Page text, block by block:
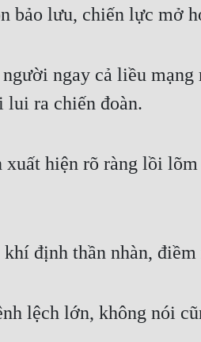
bảo lưu, chiến lực mở
ngay cả liều
lui ra chiến đoàn.
xuất hiện rõ ràng lồi
định thần nhàn,
lệch lớn, không nói